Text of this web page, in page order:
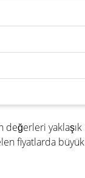
değerleri yaklaşık
fiyatlarda büyük